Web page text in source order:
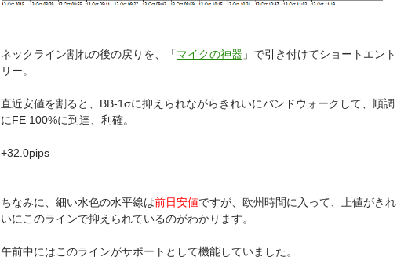
ネックライン割れの後の戻りを、「マイクの神器 」で引き付けてショートエント
リー。
直近安値を割ると、BB-1σに抑えられながらきれいにバンドウォークして、順調
にFE 100%に到達、利確。
+32.0pips
ちなみに、細い水色の水平線は前日安値ですが、欧州時間に入って、上値がきれ
いにこのラインで抑えられているのがわかります。
午前中にはこのラインがサポートとして機能していました。